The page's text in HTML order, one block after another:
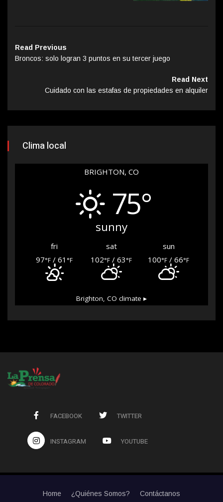
Read Previous
Broncos: solo logran 3 puntos en su tercer juego
Read Next
Cuidado con las estafas de propiedades en alquiler
Clima local
BRIGHTON, CO
75°
sunny
fri sat
sun
97°F / 61 °F 102°F / 63°F 100°F / 66°F
Brighton, CO climate ▸
FACEBOOK TWITTER
INSTAGRAM YOUTUBE
Home ¿Quiénes Somos?
Contáctanos